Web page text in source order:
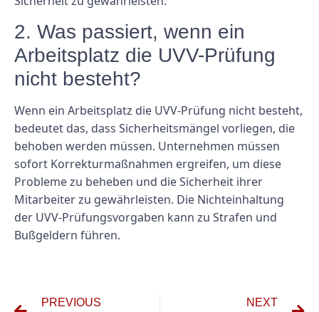
2. Was passiert, wenn ein
Arbeitsplatz die UVV-Prüfung
nicht besteht?
Wenn ein Arbeitsplatz die UVV-Prüfung nicht besteht,
bedeutet das, dass Sicherheitsmängel vorliegen, die
behoben werden müssen. Unternehmen müssen
sofort Korrekturmaßnahmen ergreifen, um diese
Probleme zu beheben und die Sicherheit ihrer
Mitarbeiter zu gewährleisten. Die Nichteinhaltung
der UVV-Prüfungsvorgaben kann zu Strafen und
Bußgeldern führen.
PREVIOUS NEXT